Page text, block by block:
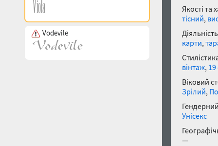
Vodevile
Якості та
тісний,
карти,
вінтаж, 19
Віковий
Зрілий,
Унісекс
—